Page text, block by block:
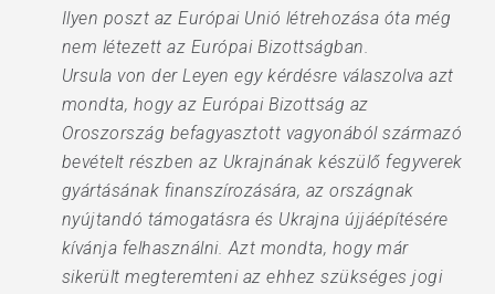
Ilyen poszt az Európai Unió létrehozása óta még
nem létezett az Európai Bizottságban.
Ursula von der Leyen egy kérdésre válaszolva azt
mondta, hogy az Európai Bizottság az
Oroszország befagyasztott vagyonából származó
bevételt részben az Ukrajnának készülő fegyverek
gyártásának finanszírozására, az országnak
nyújtandó támogatásra és Ukrajna újjáépítésére
kívánja felhasználni. Azt mondta, hogy már
sikerült megteremteni az ehhez szükséges jogi